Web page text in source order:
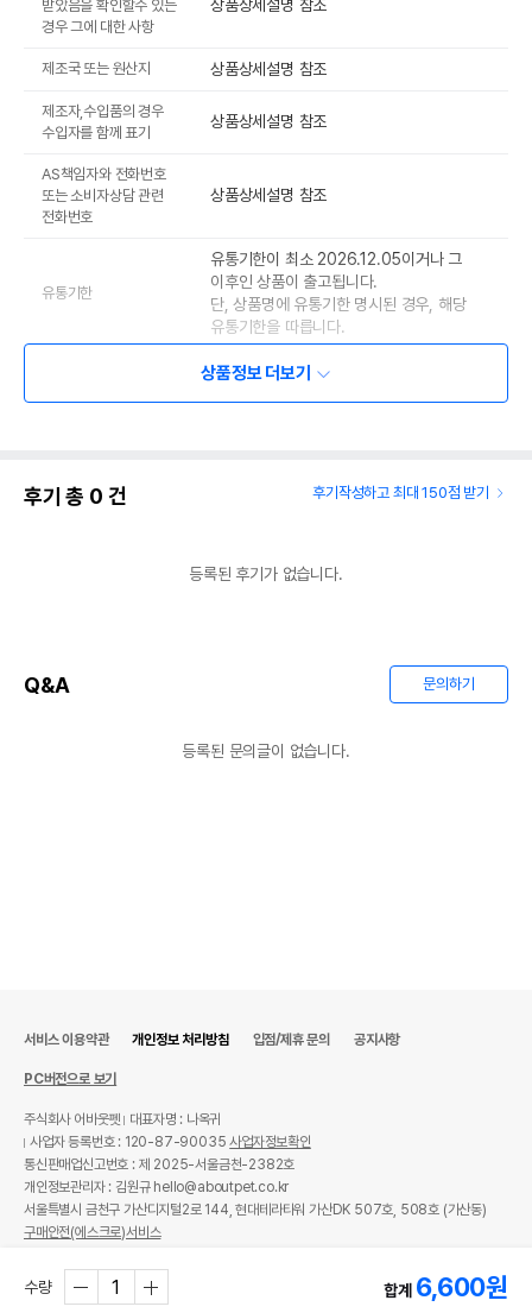
받았음을 확인할수 있는
경우 그에 대한 사항
상품상세설명 참조
제조국 또는 원산지 상품상세설명 참조
제조자,수입품의 경우
수입자를 함께 표기
상품상세설명 참조
AS책임자와 전화번호
또는 소비자상담 관련
전화번호
상품상세설명 참조
유통기한
유통기한이 최소 2026.12.05이거나 그
이후인 상품이 출고됩니다.
단, 상품명에 유통기한 명시된 경우, 해당
유통기한을 따릅니다.
상품정보 더보기
후기 총 0 건 후기작성하고 최대 150점 받기
등록된 후기가 없습니다.
Q&A 문의하기
등록된 문의글이 없습니다.
수량 합계 6,600원
서비스 이용약관 개인정보 처리방침 입점/제휴 문의 공지사항
PC버전으로 보기
주식회사 어바웃펫
대표자명 : 나옥귀
사업자 등록번호 : 120-87-90035사업자정보확인
통신판매업신고번호 : 제 2025-서울금천-2382호
개인정보관리자 : 김원규 hello@aboutpet.co.kr
서울특별시 금천구 가산디지털2로 144, 현대테라타워 가산DK 507호, 508호 (가산동)
구매안전(에스크로)서비스